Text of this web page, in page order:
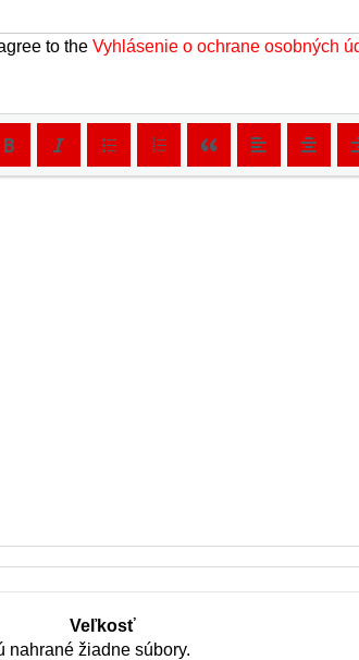
to the Vyhlásenie o ochrane osobných
Veľkosť
nahrané žiadne súbory.